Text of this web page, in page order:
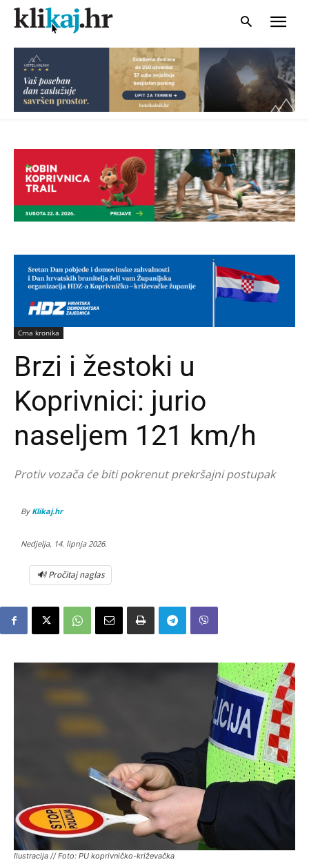
Crna kronika
Brzi i žestoki u
Koprivnici: jurio
naseljem 121 km/h
Protiv vozača će biti pokrenut prekršajni postupak
By Klikaj.hr
Nedjelja, 14. lipnja 2026.
🔊 Pročitaj naglas
Ilustracija // Foto: PU koprivničko-križevačka